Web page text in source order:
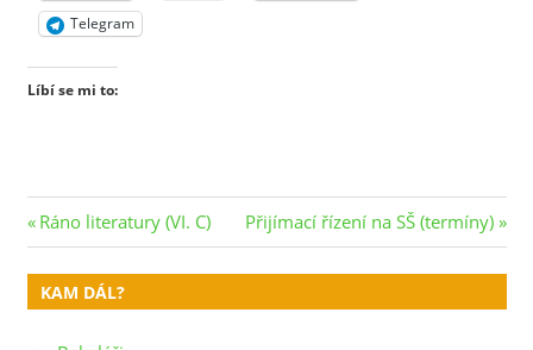
Telegram
Líbí se mi to:
Navigace
pro
příspěvek
Previous
Post:
Ráno literatury (VI. C)
Next
Post:
Přijímací řízení na SŠ (termíny)
KAM DÁL?